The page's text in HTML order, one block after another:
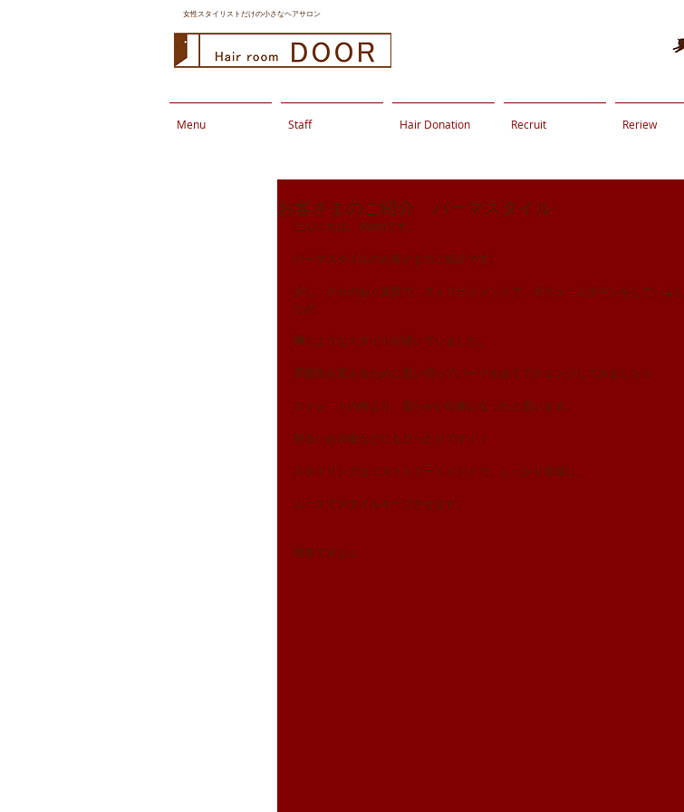
女性スタイリストだけの小さなヘアサロン
Menu Staff Hair Donation Recruit Reriew
お客さまのご紹介 パーマスタイル
こんにちは。Mamiです。
パーマスタイルのお客さまのご紹介です。
少し、クセのあく髪質で、ストリートメントで、ボリュームダウンをしていまし
たが、
同じようなスタイルが続いていました。
雰囲気を変えるために思い切ってパーマをあててチェンジしてみました☆
ストレートの時より、柔らかい印象になったと思います。
明るいお洋服などにもぴったりです！！
スタイリングはミストトリートメントで、しっかり保湿し、
ムースでスタイルキープさせます。
簡単ですよ☆